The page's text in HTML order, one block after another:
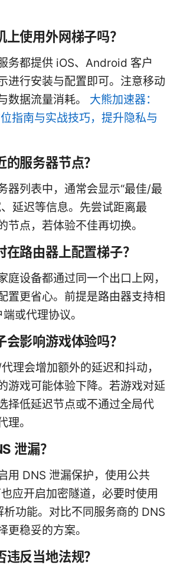
使用外网梯子吗？
务都提供 iOS、Android 客户
进行安装与配置即可。注意移动
数据流量消耗。 大熊加速器：
指南与实战技巧，提升隐私与
服务器节点？
器列表中，通常会显示“最佳/最
延迟等信息。先尝试距离最
节点，若体验不佳再切换。
在路由器上配置梯子？
庭设备都通过同一个出口上网，
置更省心。前提是路由器支持相
或代理协议。
影响游戏体验吗？
理会增加额外的延迟和抖动，
游戏可能体验下降。若游戏对延
择低延迟节点或不通过全局代
理。
泄漏？
用 DNS 泄漏保护，使用公共
应开启加密隧道，必要时使用
析功能。对比不同服务商的 DNS
更稳妥的方案。
反当地法规？